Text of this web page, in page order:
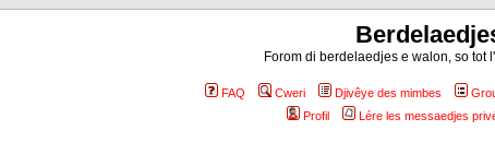
Forom di berdelaedjes e walon, so tot
FAQ Cweri Djivêye des mimbes
Profil
Lére les messaedjes